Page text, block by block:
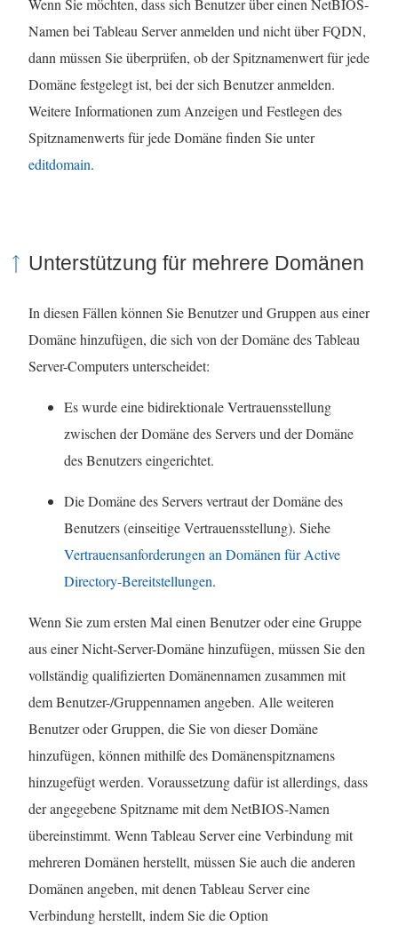
Wenn Sie möchten, dass sich Benutzer über einen NetBIOS-
Namen bei Tableau Server anmelden und nicht über FQDN,
dann müssen Sie überprüfen, ob der Spitznamenwert für jede
Domäne festgelegt ist, bei der sich Benutzer anmelden.
Weitere Informationen zum Anzeigen und Festlegen des
Spitznamenwerts für jede Domäne finden Sie unter
editdomain.
Unterstützung für mehrere Domänen
In diesen Fällen können Sie Benutzer und Gruppen aus einer
Domäne hinzufügen, die sich von der Domäne des Tableau
Server-Computers unterscheidet:
Es wurde eine bidirektionale Vertrauensstellung
zwischen der Domäne des Servers und der Domäne
des Benutzers eingerichtet.
Die Domäne des Servers vertraut der Domäne des
Benutzers (einseitige Vertrauensstellung). Siehe
Vertrauensanforderungen an Domänen für Active
Directory-Bereitstellungen.
Wenn Sie zum ersten Mal einen Benutzer oder eine Gruppe
aus einer Nicht-Server-Domäne hinzufügen, müssen Sie den
vollständig qualifizierten Domänennamen zusammen mit
dem Benutzer-/Gruppennamen angeben. Alle weiteren
Benutzer oder Gruppen, die Sie von dieser Domäne
hinzufügen, können mithilfe des Domänenspitznamens
hinzugefügt werden. Voraussetzung dafür ist allerdings, dass
der angegebene Spitzname mit dem NetBIOS-Namen
übereinstimmt. Wenn Tableau Server eine Verbindung mit
mehreren Domänen herstellt, müssen Sie auch die anderen
Domänen angeben, mit denen Tableau Server eine
Verbindung herstellt, indem Sie die Option